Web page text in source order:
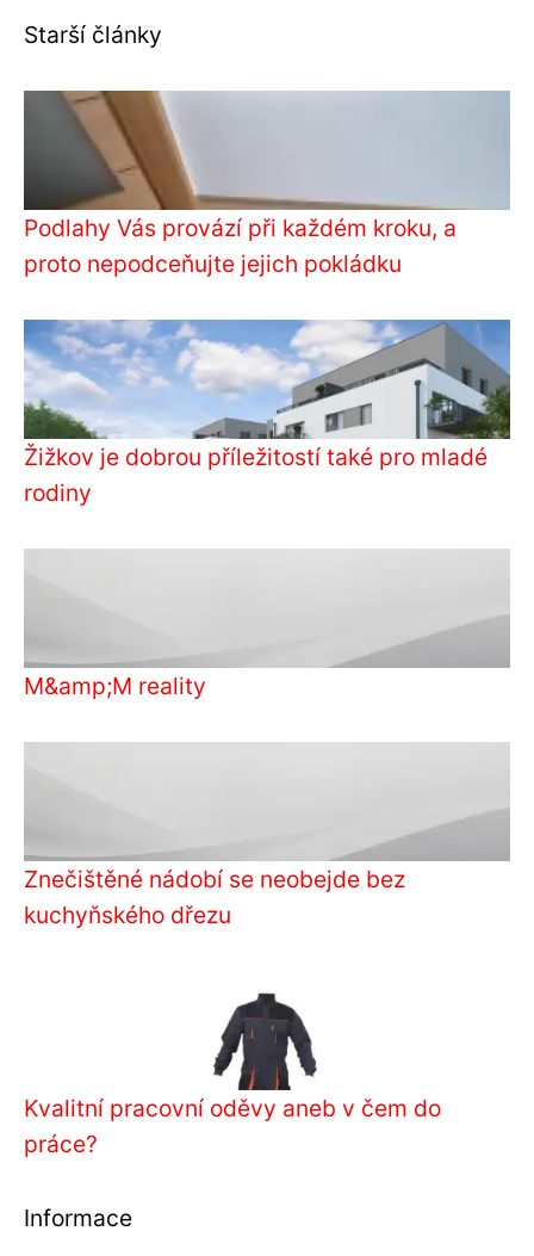
Starší články
Podlahy Vás provází při každém kroku, a
proto nepodceňujte jejich pokládku
Žižkov je dobrou příležitostí také pro mladé
rodiny
M&amp;M reality
Znečištěné nádobí se neobejde bez
kuchyňského dřezu
Kvalitní pracovní oděvy aneb v čem do
práce?
Informace